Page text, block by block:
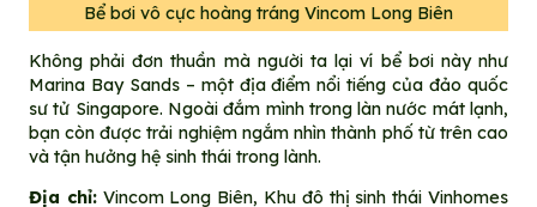
Bể bơi vô cực hoàng tráng Vincom Long Biên
Không phải đơn thuần mà người ta lại ví bể bơi này như
Marina Bay Sands – một địa điểm nổi tiếng của đảo quốc
sư tử Singapore. Ngoài đắm mình trong làn nước mát lạnh,
bạn còn được trải nghiệm ngắm nhìn thành phố từ trên cao
và tận hưởng hệ sinh thái trong lành.
Địa chỉ:Vincom Long Biên, Khu đô thị sinh thái Vinhomes